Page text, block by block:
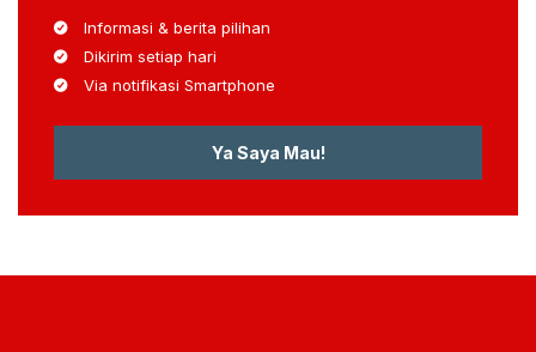
Informasi & berita pilihan
Dikirim setiap hari
Via notifikasi Smartphone
Ya Saya Mau!